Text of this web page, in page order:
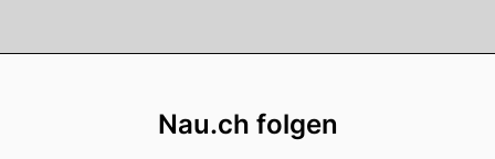
Nau.ch folgen